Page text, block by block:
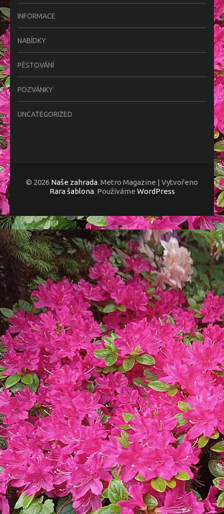
INFORMACE
NABÍDKY
PĚSTOVÁNÍ
POZVÁNKY
UNCATEGORIZED
© 2026 Naše zahrada. Metro Magazine | Vytvořeno
Rara šablona. Používáme WordPress